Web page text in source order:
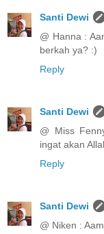
Santi Dewi
@ Hanna :
berkah ya? :)
Reply
Santi Dewi
@ Miss
ingat akan
Reply
Santi Dewi
@ Niken :